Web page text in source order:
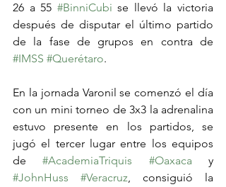
26 a 55 #BinniCubi se llevó la victoria
después de disputar el último partido
#IMSS #Querétaro.
En la jornada Varonil se comenzó el día
con un mini torneo de 3x3 la adrenalina
estuvo presente en los partidos, se
jugó el tercer lugar entre los equipos
de #AcademiaTriquis #Oaxaca
#JohnHuss
#Veracruz, consiguió la